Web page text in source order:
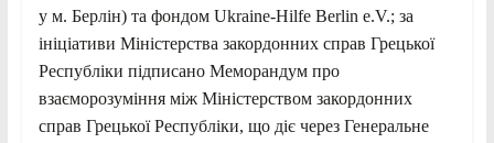
у м. Берлін) та фондом Ukraine-Hilfe Berlin e.V.; за
ініціативи Міністерства закордонних справ Грецької
Республіки підписано Меморандум про
взаєморозуміння між Міністерством закордонних
справ Грецької Республіки, що діє через Генеральне